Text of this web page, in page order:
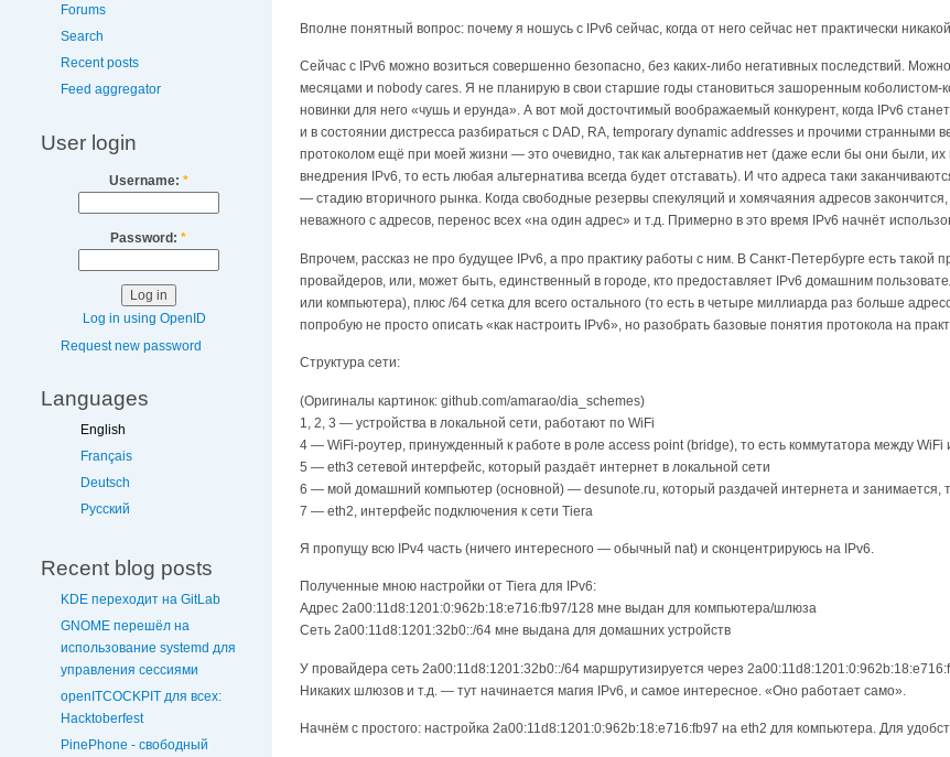
Forums
Search
Recent posts
Feed aggregator
User login
Username: *
Password: *
Log in using OpenID
Request new password
Languages
English
Français
Deutsch
Русский
Recent blog posts
KDE переходит на GitLab
GNOME перешёл на
использование systemd для
управления сессиями
openITCOCKPIT для всех:
Hacktoberfest
PinePhone - свободный
Вполне понятный вопрос: почему я ношусь с IPv6 сейчас, когда от него сейчас нет практически
Сейчас с IPv6 можно возиться совершенно безопасно, без каких-либо негативных последствий.
месяцами и nobody cares. Я не планирую в свои старшие годы становиться зашоренным коболистом-
новинки для него «чушь и ерунда». А вот мой досточтимый воображаемый конкурент, когда IPv6
и в состоянии дистресса разбираться с DAD, RA, temporary dynamic addresses и прочими
протоколом ещё при моей жизни — это очевидно, так как альтернатив нет (даже если бы они были,
внедрения IPv6, то есть любая альтернатива всегда будет отставать). И что адреса таки
— стадию вторичного рынка. Когда свободные резервы спекуляций и хомячаяния адресов
неважного с адресов, перенос всех «на один адрес» и т.д. Примерно в это время IPv6 начнёт
Впрочем, рассказ не про будущее IPv6, а про практику работы с ним. В Санкт-Петербурге есть
провайдеров, или, может быть, единственный в городе, кто предоставляет IPv6 домашним
или компьютера), плюс /64 сетка для всего остального (то есть в четыре миллиарда раз больше
попробую не просто описать «как настроить IPv6», но разобрать базовые понятия протокола на
Структура сети:
(Оригиналы картинок: github.com/amarao/dia_schemes)
1, 2, 3 — устройства в локальной сети, работают по WiFi
4 — WiFi-роутер, принужденный к работе в роле access point (bridge), то есть коммутатора между WiFi
5 — eth3 сетевой интерфейс, который раздаёт интернет в локальной сети
6 — мой домашний компьютер (основной) — desunote.ru, который раздачей интернета и занимается,
7 — eth2, интерфейс подключения к сети Tiera
Я пропущу всю IPv4 часть (ничего интересного — обычный nat) и сконцентрируюсь на IPv6.
Полученные мною настройки от Tiera для IPv6:
Адрес 2a00:11d8:1201:0:962b:18:e716:fb97/128 мне выдан для компьютера/шлюза
Сеть 2a00:11d8:1201:32b0::/64 мне выдана для домашних устройств
У провайдера сеть 2a00:11d8:1201:32b0::/64 маршрутизируется через
Никаких шлюзов и т.д. — тут начинается магия IPv6, и самое интересное. «Оно работает само».
Начнём с простого: настройка 2a00:11d8:1201:0:962b:18:e716:fb97 на eth2 для компьютера. Для